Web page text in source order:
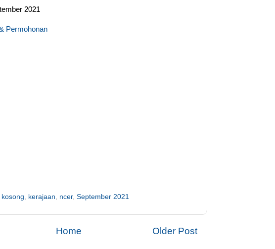
2021
Permohonan
kerajaan ncer, September 2021
Older Post
Home